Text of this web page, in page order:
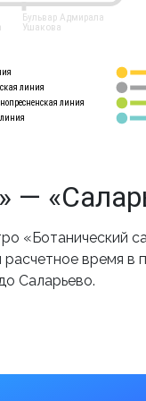
линия
линия
Бульвар Адмирала
Ушакова
—
«Ботанический
время в
Саларьево.